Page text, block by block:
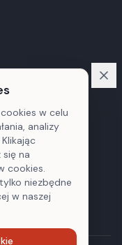
w celu
analizy
się na
cookies.
niezbędne
w naszej